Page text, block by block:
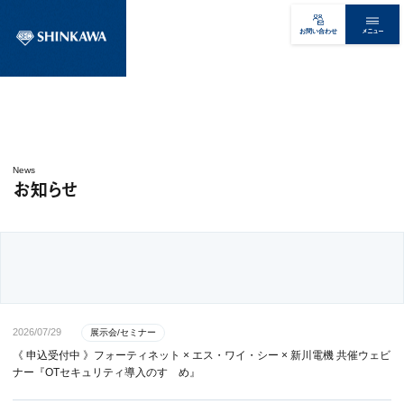
お問い合わせ メニュー
News
お知らせ
2026/07/29 展示会/セミナー
《 申込受付中 》フォーティネット × エス・ワイ・シー × 新川電機 共催ウェビ
ナー『OTセキュリティ導入のすゝめ』